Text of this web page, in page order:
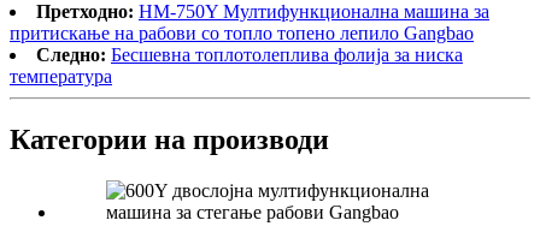
Претходно: HM-750Y Мултифункционална машина за
притискање на рабови со топло топено лепило Gangbao
Следно: Бесшевна топлотолеплива фолија за ниска
температура
Категории на производи